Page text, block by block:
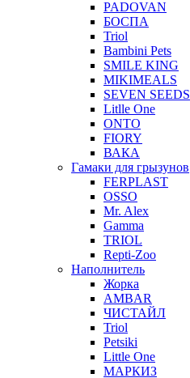
PADOVAN
БОСПА
Triol
Bambini Pets
SMILE KING
MIKIMEALS
SEVEN SEEDS
Litlle One
ONTO
FIORY
ВАКА
Гамаки для грызунов
FERPLAST
OSSO
Mr. Alex
Gamma
TRIOL
Repti-Zoo
Наполнитель
Жорка
AMBAR
ЧИСТАЙЛ
Triol
Petsiki
Little One
МАРКИЗ